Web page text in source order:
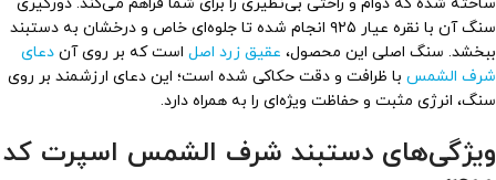
سنگ آن با نقره عیار ۹۲۵ انجام شده تا جلوه‌ای خاص و درخشان به دستبند
ببخشد. سنگ اصلی این محصول، عقیق زرد اصل است که بر روی آن دعای
شرف الشمس با ظرافت و دقت حکاکی شده است؛ این دعای ارزشمند بر روی
سنگ، انرژی مثبت و حفاظت ویژه‌ای را به همراه دارد.
ویژگی‌های دستبند شرف الشمس اسپرت کد